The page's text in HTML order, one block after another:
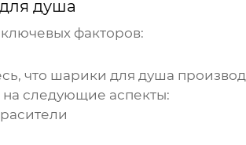
душа
факторов:
что шарики для душа
следующие аспекты: